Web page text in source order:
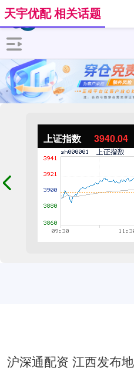
上证指数 3940.04
天宇优配 相关话题